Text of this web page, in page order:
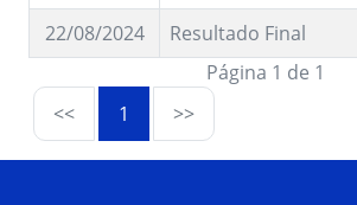
22/08/2024
Resultado Final
Página 1 de 1
<<
1 >>